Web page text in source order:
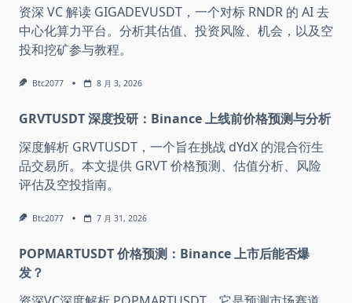
资深 VC 解读 GIGADEVUSDT，一个对标 RNDR 的 AI 去
中心化算力平台。分析其估值、投资风险、机会，以及空
投和挖矿参与教程。
Btc2077 8 月 3, 2026
GRVTUSDT 深度投研：Binance 上线前价格预测与分析
深度解析 GRVTUSDT，一个旨在挑战 dYdX 的混合衍生
品交易所。本文提供 GRVT 价格预测、估值分析、风险
评估及空投指南。
Btc2077 7 月 31, 2026
POPMARTUSDT 价格预测：Binance 上市后能否爆
发？